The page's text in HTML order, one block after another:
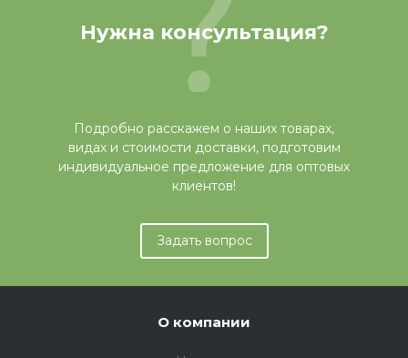
Нужна консультация?
Подробно расскажем о наших товарах,
видах и стоимости доставки, подготовим
индивидуальное предложение для оптовых
клиентов!
Задать вопрос
О компании